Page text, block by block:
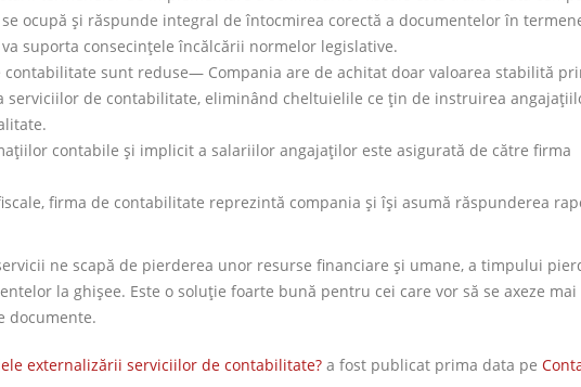
ocupă și răspunde integral de întocmirea corectă a documentelor în
suporta consecințele încălcării normelor legislative.
contabilitate sunt reduse— Compania are de achitat doar valoarea stabilită
de contabilitate, eliminând cheltuielile ce țin de instruirea
contabile și implicit a salariilor angajaților este asigurată de către firma
firma de contabilitate reprezintă compania și își asumă răspunderea
ne scapă de pierderea unor resurse financiare și umane, a timpului
la ghișee. Este o soluție foarte bună pentru cei care vor să se axeze
documente.
externalizării serviciilor de contabilitate? a fost publicat prima data pe